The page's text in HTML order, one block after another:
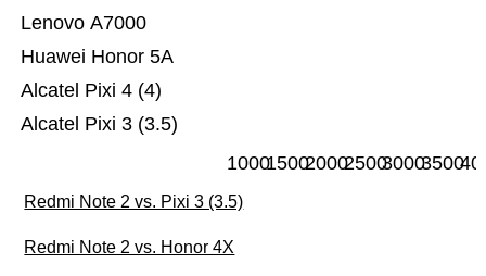
Alcatel Pixi 3 (3.5)
Alcatel Pixi 4 (4)
Huawei Honor 5A
Lenovo A7000
100015002000250030003500
Redmi Note 2 vs. Pixi 3 (3.5)
Redmi Note 2 vs. Honor 4X